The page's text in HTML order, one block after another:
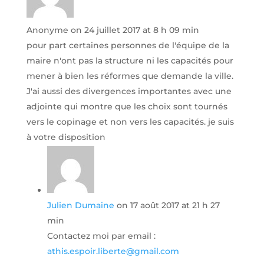
Anonyme on 24 juillet 2017 at 8 h 09 min
pour part certaines personnes de l'équipe de la
maire n'ont pas la structure ni les capacités pour
mener à bien les réformes que demande la ville.
J'ai aussi des divergences importantes avec une
adjointe qui montre que les choix sont tournés
vers le copinage et non vers les capacités. je suis
à votre disposition
Julien Dumaine on 17 août 2017 at 21 h 27
min
Contactez moi par email :
athis.espoir.liberte@gmail.com